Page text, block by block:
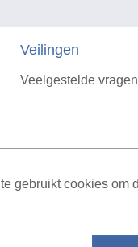
Veilingen
Veelgestelde vragen
gebruikt cookies om